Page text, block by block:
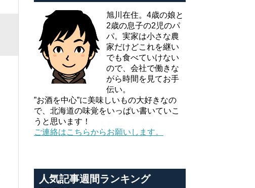
旭川在住。4歳の娘と
2歳の息子の2児のパ
パ。実家は小さな農
家だけどこれを継い
でも食べていけない
ので、会社で働きな
がら時間を見てお手
伝い。
”お酒を中心”に美味しいもの大好きなの
で、北海道の味覚をいっぱい書いていこ
うと思います！
ご連絡はこちらからお願いします。
人気記事週間ランキング